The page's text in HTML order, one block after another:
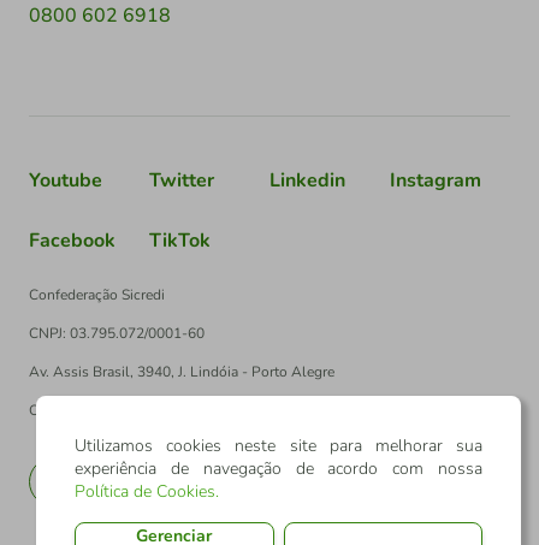
0800 602 6918
Youtube Twitter Linkedin Instagram
Facebook TikTok
Confederação Sicredi
CNPJ: 03.795.072/0001-60
Av. Assis Brasil, 3940, J. Lindóia - Porto Alegre
CEP: 91010-003
EN
Utilizamos cookies neste site para melhorar sua
experiência de navegação de acordo com nossa
Política de Cookies.
Gerenciar